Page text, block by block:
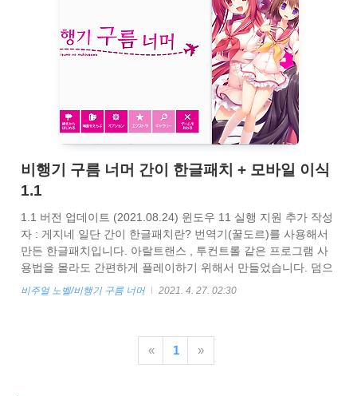
비행기 구름 너머 간이 한글패치 + 모바일 이식
1.1
1.1 버전 업데이트 (2021.08.24) 윈도우 11 실행 지원 추가 작성
자 : 게지네 일단 간이 한글패치란? 번역기(꿀도르)를 사용해서
만든 한글패치입니다. 아랄트랜스 , 투컨트롤 같은 프로그램 사
용법을 몰라도 간편하게 플레이하기 위해서 만들었습니다. 덤으
로 가능하면 모바일 이식까지 합니다. 패치하는법 먼저 공식 홈
WEB SITE 『ひこうき雲の向こう側』 サポート flat-
software2.com 설치가 다 되셨으면 아래 링크에서 한글패치를
받습니다. (패스워드는 HIKOUKI 입니다)
비주얼 노벨/비행기 구름 너머 2021. 4. 27. 02:30
« 1 »